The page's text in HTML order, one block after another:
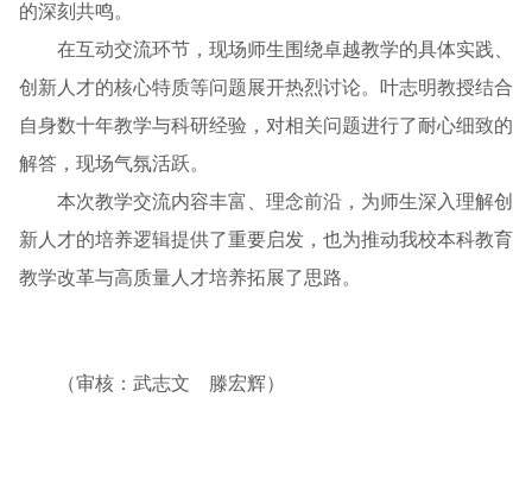
的深刻共鸣。
在互动交流环节，现场师生围绕卓越教学的具体实践、
创新人才的核心特质等问题展开热烈讨论。叶志明教授结合
自身数十年教学与科研经验，对相关问题进行了耐心细致的
解答，现场气氛活跃。
本次教学交流内容丰富、理念前沿，为师生深入理解创
新人才的培养逻辑提供了重要启发，也为推动我校本科教育
教学改革与高质量人才培养拓展了思路。
（审核：武志文 滕宏辉）